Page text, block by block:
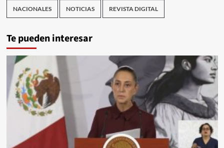
NACIONALES NOTICIAS REVISTA DIGITAL
Te pueden interesar